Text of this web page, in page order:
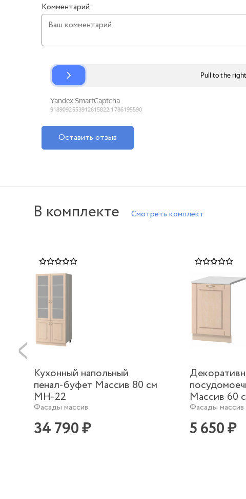
Комментарий:
Оставить отзыв
В комплекте Смотреть комплект
Кухонный напольный
пенал-буфет Массив 80 см
МН-22
Фасады массив
34 790 ₽
Массив 60
Фасады массив
5 650 ₽